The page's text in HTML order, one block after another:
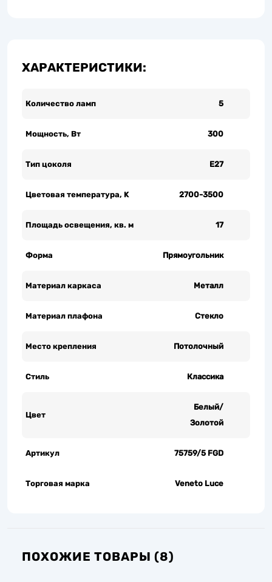
ХАРАКТЕРИСТИКИ:
Количество ламп 5
Мощность, Вт 300
Тип цоколя Е27
Цветовая температура, K 2700-3500
Площадь освещения, кв. м 17
Форма Прямоугольник
Материал каркаса Металл
Материал плафона Стекло
Место крепления Потолочный
Стиль Классика
Цвет
Белый/
Золотой
Артикул 75759/5 FGD
Торговая марка Veneto Luce
ПОХОЖИЕ ТОВАРЫ (8)